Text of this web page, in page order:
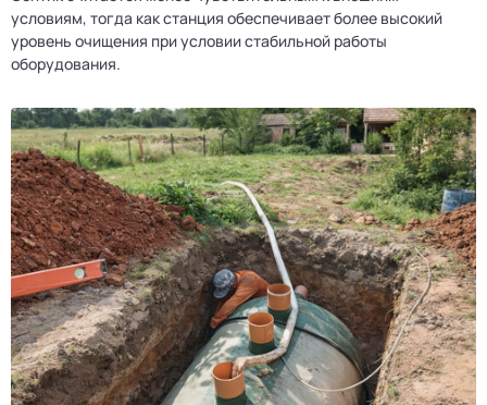
условиям, тогда как станция обеспечивает более высокий
уровень очищения при условии стабильной работы
оборудования.